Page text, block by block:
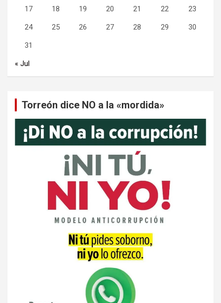
17 18 19 20 21 22 23
24 25 26 27 28 29 30
31
« Jul
Torreón dice NO a la «mordida»